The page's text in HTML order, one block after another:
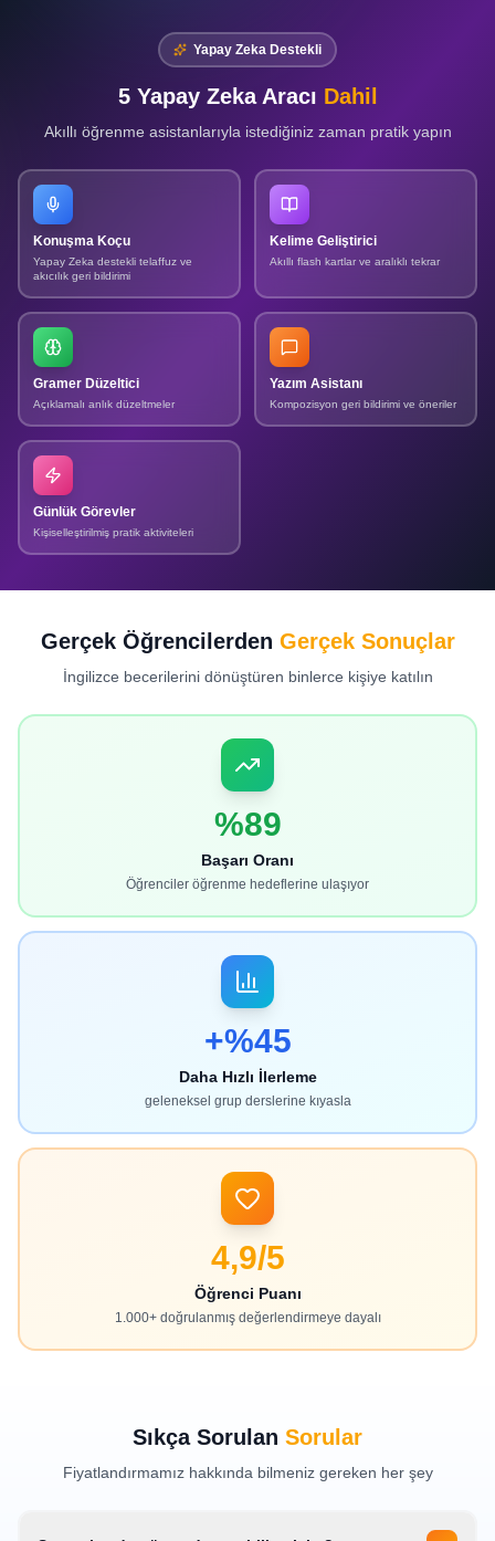
Yapay Zeka Destekli
5 Yapay Zeka Aracı Dahil
Akıllı öğrenme asistanlarıyla istediğiniz zaman pratik yapın
Konuşma Koçu
Yapay Zeka destekli telaffuz ve
akıcılık geri bildirimi
Kelime Geliştirici
Akıllı flash kartlar ve aralıklı tekrar
Gramer Düzeltici
Açıklamalı anlık düzeltmeler
Yazım Asistanı
Kompozisyon geri bildirimi ve öneriler
Günlük Görevler
Kişiselleştirilmiş pratik aktiviteleri
Gerçek Öğrencilerden Gerçek Sonuçlar
İngilizce becerilerini dönüştüren binlerce kişiye katılın
%89
Başarı Oranı
Öğrenciler öğrenme hedeflerine ulaşıyor
+%45
Daha Hızlı İlerleme
geleneksel grup derslerine kıyasla
4,9/5
Öğrenci Puanı
1.000+ doğrulanmış değerlendirmeye dayalı
Sıkça Sorulan Sorular
Fiyatlandırmamız hakkında bilmeniz gereken her şey